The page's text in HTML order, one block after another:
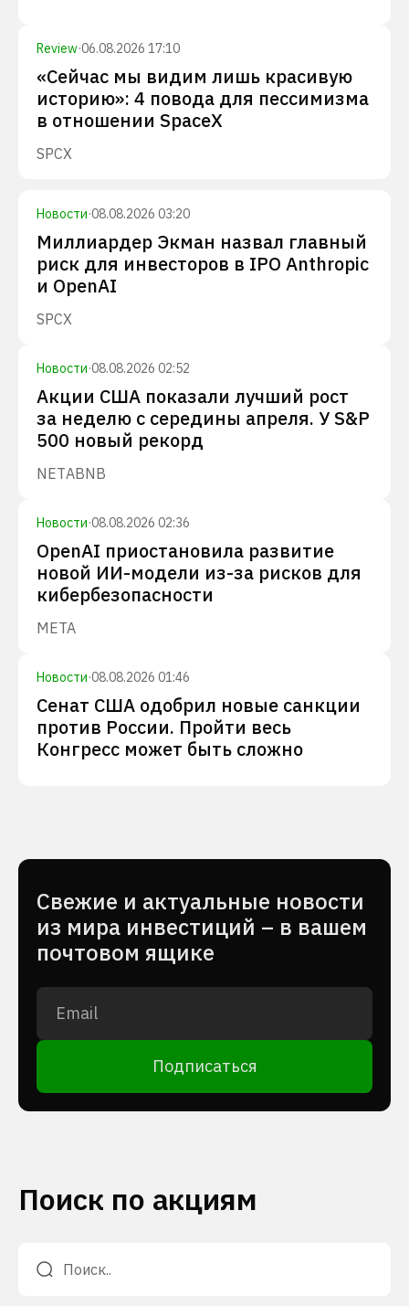
Review·06.08.2026 17:10
«Сейчас мы видим лишь красивую
историю»: 4 повода для пессимизма
в отношении SpaceX
SPCX
Новости·08.08.2026 03:20
Миллиардер Экман назвал главный
риск для инвесторов в IPO Anthropic
и OpenAI
SPCX
Новости·08.08.2026 02:52
Акции США показали лучший рост
за неделю с середины апреля. У S&P
500 новый рекорд
NETABNB
Новости·08.08.2026 02:36
OpenAI приостановила развитие
новой ИИ-модели из-за рисков для
кибербезопасности
META
Новости·08.08.2026 01:46
Сенат США одобрил новые санкции
против России. Пройти весь
Конгресс может быть сложно
Cвежие и актуальные новости
из мира инвестиций – в вашем
почтовом ящике
Подписаться
Поиск по акциям